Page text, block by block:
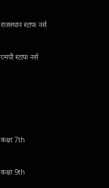
राजस्थान स्टाफ नर्स
एमपी स्टाफ नर्स
कक्षा 7th
कक्षा 9th